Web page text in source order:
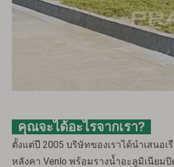
คุณจะได้อะไรจากเรา?
ตั้งแต่ปี 2005 บริษัทของเราได้นำเสนอเ
หลังคา Venlo พร้อมรางน้ำอะลูมิเนียม